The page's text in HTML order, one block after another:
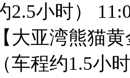
2.5小时）
大亚湾熊猫
车程约1.5小